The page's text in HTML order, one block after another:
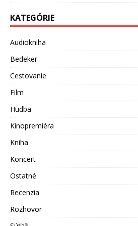
KATEGÓRIE
Audiokniha
Bedeker
Cestovanie
Film
Hudba
Kinopremiéra
Kniha
Koncert
Ostatné
Recenzia
Rozhovor